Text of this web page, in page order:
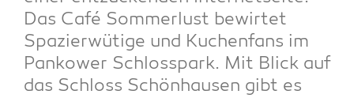
Das Café Som­mer­lust bewir­tet
Spa­zier­wü­ti­ge und Kuchen­fans im
Pan­kower Schloss­park. Mit Blick auf
das Schloss Schön­hau­sen gibt es